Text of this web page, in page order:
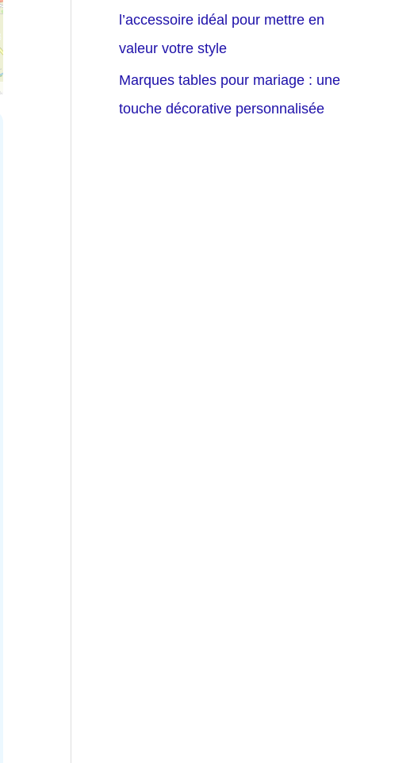
l’accessoire idéal pour mettre en
valeur votre style
Marques tables pour mariage : une
touche décorative personnalisée